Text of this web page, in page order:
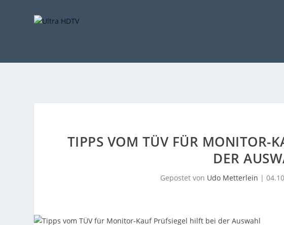
TIPPS VOM TÜV FÜR MONITOR-
DER
Gepostet von Udo Metterlein |